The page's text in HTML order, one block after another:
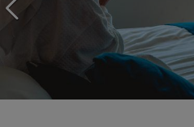
Līdz brīnišķīgai